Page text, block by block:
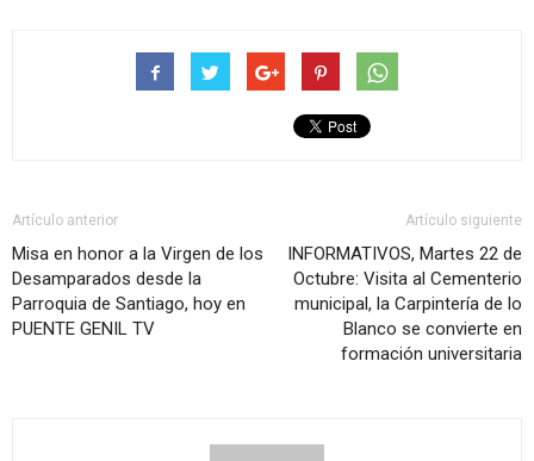
Artículo anterior
Misa en honor a la Virgen de los
Desamparados desde la
Parroquia de Santiago, hoy en
PUENTE GENIL TV
Artículo siguiente
INFORMATIVOS, Martes 22 de
Octubre: Visita al Cementerio
municipal, la Carpintería de lo
Blanco se convierte en
formación universitaria